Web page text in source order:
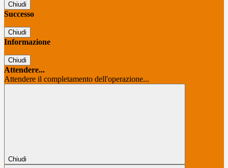
Chiudi
Successo
Chiudi
Informazione
Chiudi
Attendere...
Attendere il completamento dell'operazione...
Chiudi